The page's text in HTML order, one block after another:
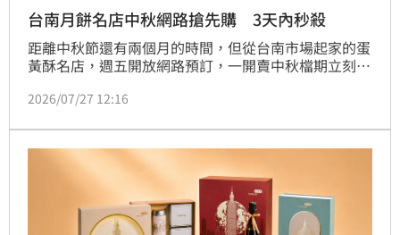
台南月餅名店中秋網路搶先購 3天內秒殺
距離中秋節還有兩個月的時間，但從台南市場起家的蛋
黃酥名店，週五開放網路預訂，一開賣中秋檔期立刻秒
但今年蛋黃酥月餅，業者說受到成本考量，一顆漲了五
特色月餅，做了一個全國購買地圖，讓民眾中秋節吃月
餅多一些選擇。
2026/07/27 12:16